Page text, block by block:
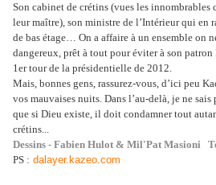
Son cabinet de crétins (vues les innombrables
leur maître), son ministre de l’Intérieur qui en
de bas étage… On a affaire à un ensemble on
dangereux, prêt à tout pour éviter à son patron
1er tour de la présidentielle de 2012.
Mais, bonnes gens, rassurez-vous, d’ici peu
vos mauvaises nuits. Dans l’au-delà, je ne
que si Dieu existe, il doit condamner tout
crétins...
Dessins - Fabien Hulot & Mil'Pat Masioni
PS : dalayer.kazeo.com